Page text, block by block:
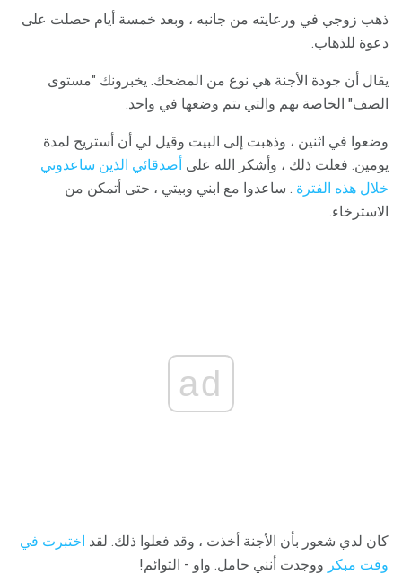
ذهب زوجي في ورعايته من جانبه ، وبعد خمسة أيام حصلت على
دعوة للذهاب.
يقال أن جودة الأجنة هي نوع من المضحك. يخبرونك "مستوى
الصف" الخاصة بهم والتي يتم وضعها في واحد.
وضعوا في اثنين ، وذهبت إلى البيت وقيل لي أن أستريح لمدة
يومين. فعلت ذلك ، وأشكر الله على أصدقائي الذين ساعدوني
خلال هذه الفترة . ساعدوا مع ابني وبيتي ، حتى أتمكن من
الاسترخاء.
ad
كان لدي شعور بأن الأجنة أخذت ، وقد فعلوا ذلك. لقد اختبرت في
وقت مبكر ووجدت أنني حامل. واو - التوائم!